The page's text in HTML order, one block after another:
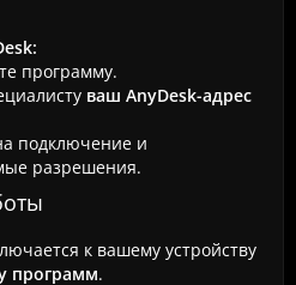
программу.
ваш AnyDesk-адрес
подключение и
разрешения.
к вашему устройству
программ.